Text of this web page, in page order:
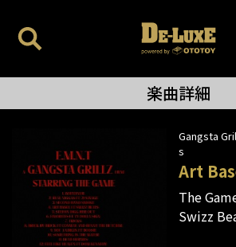
楽曲詳細
Gangsta
s
Art
The
Swizz